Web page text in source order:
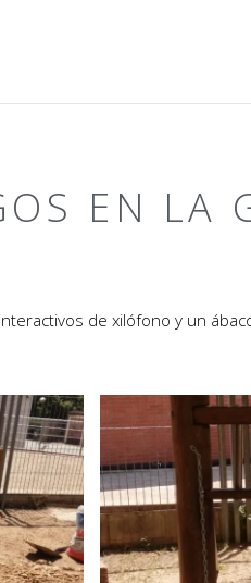
EN LA
de xilófono y un